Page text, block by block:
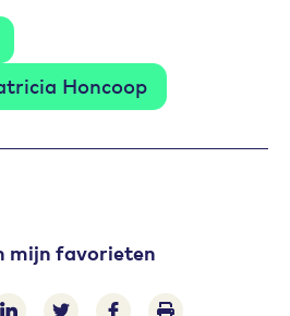
Honcoop
mijn favorieten